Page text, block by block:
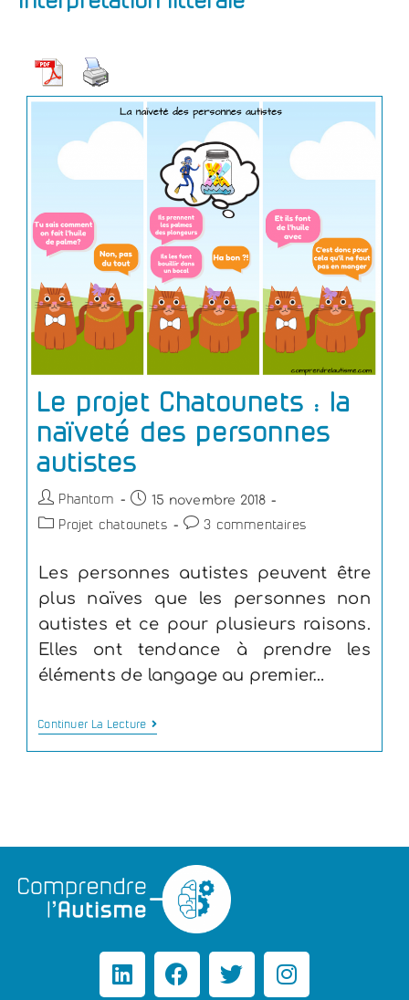
Le projet Chatounets : la
naïveté des personnes
autistes
Phantom 15 novembre 2018
Projet chatounets 3 commentaires
Les personnes autistes peuvent être
plus naïves que les personnes non
autistes et ce pour plusieurs raisons.
Elles ont tendance à prendre les
éléments de langage au premier…
Continuer La Lecture